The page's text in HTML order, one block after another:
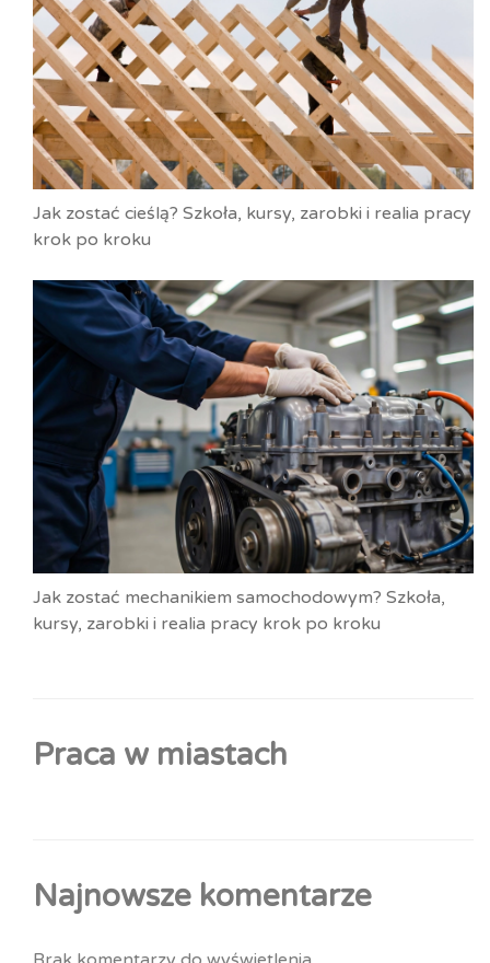
Jak zostać cieślą? Szkoła, kursy, zarobki i realia pracy
krok po kroku
Jak zostać mechanikiem samochodowym? Szkoła,
kursy, zarobki i realia pracy krok po kroku
Praca w miastach
Najnowsze komentarze